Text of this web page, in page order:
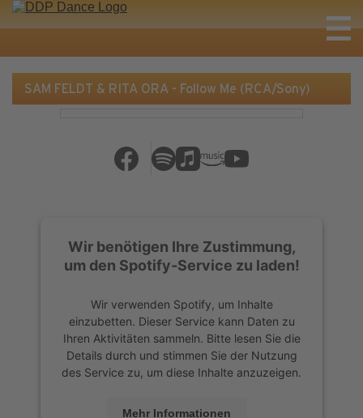
SAM FELDT & RITA ORA - Follow Me (RCA/Sony)
Wir benötigen Ihre Zustimmung,
um den Spotify-Service zu laden!
Wir verwenden Spotify, um Inhalte
einzubetten. Dieser Service kann Daten zu
Ihren Aktivitäten sammeln. Bitte lesen Sie die
Details durch und stimmen Sie der Nutzung
des Service zu, um diese Inhalte anzuzeigen.
Mehr Informationen